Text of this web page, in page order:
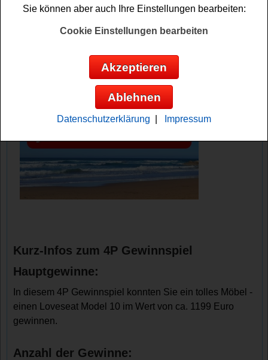
Anzeige:
Kurz-Infos zum 4P Gewinnspiel
Hauptgewinne:
In diesem 4P Gewinnspiel konnten Sie ein tolles Möbel -
einen Loveseat Model 10 im Wert von ca. 1199 Euro
gewinnen.
Anzahl der Gewinne:
Sie können aber auch Ihre Einstellungen bearbeiten:
Cookie Einstellungen bearbeiten
Akzeptieren
Ablehnen
Datenschutzerklärung Impressum